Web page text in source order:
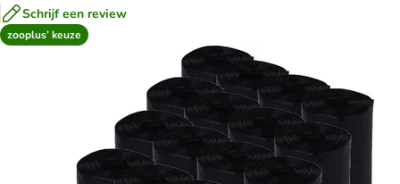
Schrijf een review
zooplus’ keuze